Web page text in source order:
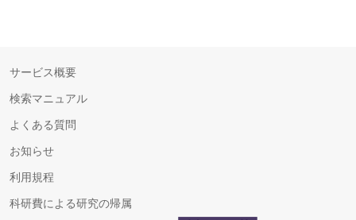
サービス概要
検索マニュアル
よくある質問
お知らせ
利用規程
科研費による研究の帰属